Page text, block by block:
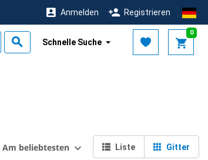
Anmelden Registrieren
0
Schnelle Suche
Gitter
Liste
Am beliebtesten